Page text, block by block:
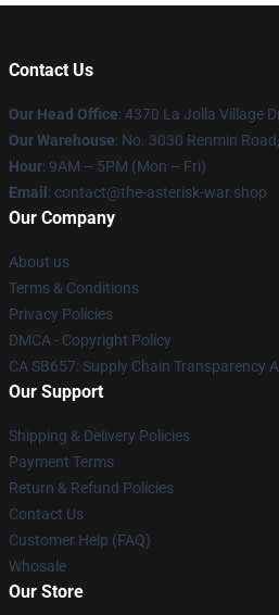
Contact Us
Our Head Office: 4370 La Jolla Village
Our Warehouse: No. 3030 Renmin
Hour: 9AM – 5PM (Mon – Fri)
Email : contact@the-asterisk-war.shop
Our Company
About us
Terms & Conditions
Privacy Policies
DMCA - Copyright Policy
CA SB657: Supply Chain Transparency
Our Support
Shipping & Delivery Policies
Payment Terms
Return & Refund Policies
Contact Us
Customer Help (FAQ)
Whosale
Our Store